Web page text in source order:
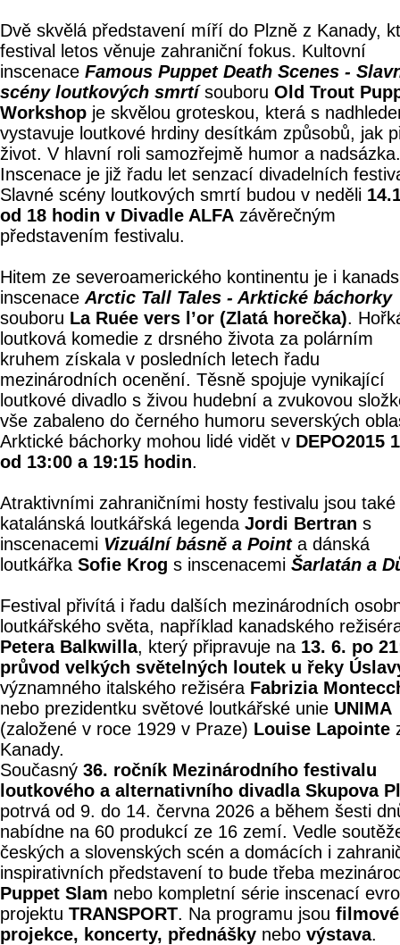
Dvě skvělá představení míří do Plzně z Kanady,
festival letos věnuje zahraniční fokus. Kultovní
inscenace Famous Puppet Death Scenes -
scény loutkových smrtísouboru Old Trout
Workshop je skvělou groteskou, která s
vystavuje loutkové hrdiny desítkám způsobů, jak
život. V hlavní roli samozřejmě humor a nadsázka.
Inscenace je již řadu let senzací divadelních
Slavné scény loutkových smrtí budou v neděli
od 18 hodin v Divadle ALFA závěrečným
představením festivalu.
Hitem ze severoamerického kontinentu je i
inscenace Arctic Tall Tales - Arktické báchorky
souboru La Ruée vers l’or (Zlatá horečka).
loutková komedie z drsného života za polárním
kruhem získala v posledních letech řadu
mezinárodních ocenění. Těsně spojuje vynikající
loutkové divadlo s živou hudební a zvukovou
vše zabaleno do černého humoru severských
Arktické báchorky mohou lidé vidět v DEPO2015
od 13:00 a 19:15 hodin.
Atraktivními zahraničními hosty festivalu jsou také
katalánská loutkářská legenda Jordi Bertran s
inscenacemi Vizuální básně a Pointa dánská
loutkářka Sofie Krog s inscenacemi Šarlatán a
Festival přivítá i řadu dalších mezinárodních
loutkářského světa, například kanadského
Petera Balkwilla, který připravuje na 13. 6. po
průvod velkých světelných loutek u řeky
významného italského režiséra Fabrizia
nebo prezidentku světové loutkářské unie UNIMA
(založené v roce 1929 v Praze) Louise Lapointe
Kanady.
Současný 36. ročník Mezinárodního festivalu
loutkového a alternativního divadla Skupova
potrvá od 9. do 14. června 2026 a během šesti
nabídne na 60 produkcí ze 16 zemí. Vedle
českých a slovenských scén a domácích i
inspirativních představení to bude třeba
Puppet Slam nebo kompletní série inscenací
projektu TRANSPORT. Na programu jsou filmové
projekce, koncerty, přednášky nebo výstava.